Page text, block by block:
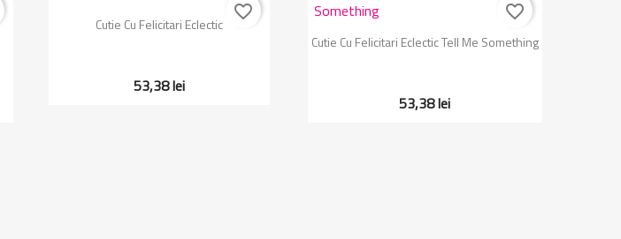
Vizualizare rapida
Cutie Cu Felicitari Eclectic
53,38 lei
favorite_border
Vizualizare rapida
Cutie Cu Felicitari Eclectic Tell Me Something
53,38 lei
favorite_border